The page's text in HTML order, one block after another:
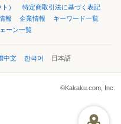
）
特定商取引法に基づく表記
報 企業情報
キーワード一覧
ーン一覧
中文 한국어 日本語
©Kakaku.com, Inc.